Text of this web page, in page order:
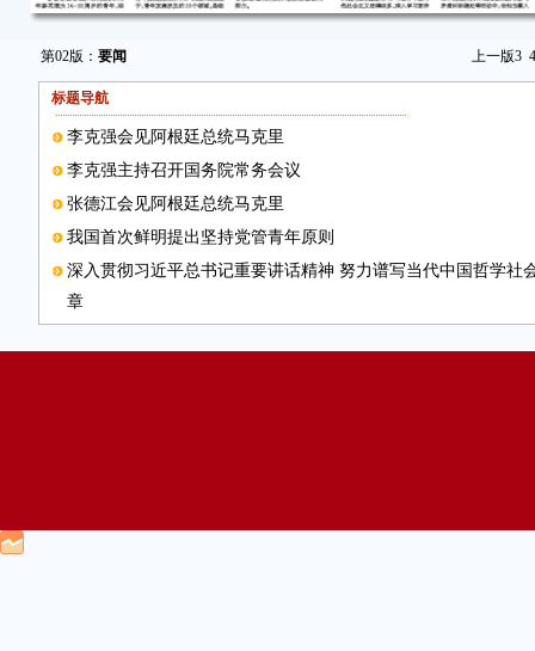
第02版： 要闻 上一版3 4
标题导航
李克强会见阿根廷总统马克里
李克强主持召开国务院常务会议
张德江会见阿根廷总统马克里
我国首次鲜明提出坚持党管青年原则
深入贯彻习近平总书记重要讲话精神 努力谱写当代中国哲学社
章